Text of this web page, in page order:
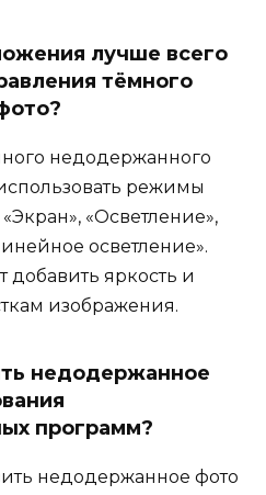
лучше всего
тёмного
недодержанного
режимы
«Осветление»,
осветление».
яркость и
изображения.
недодержанное
программ?
недодержанное фото